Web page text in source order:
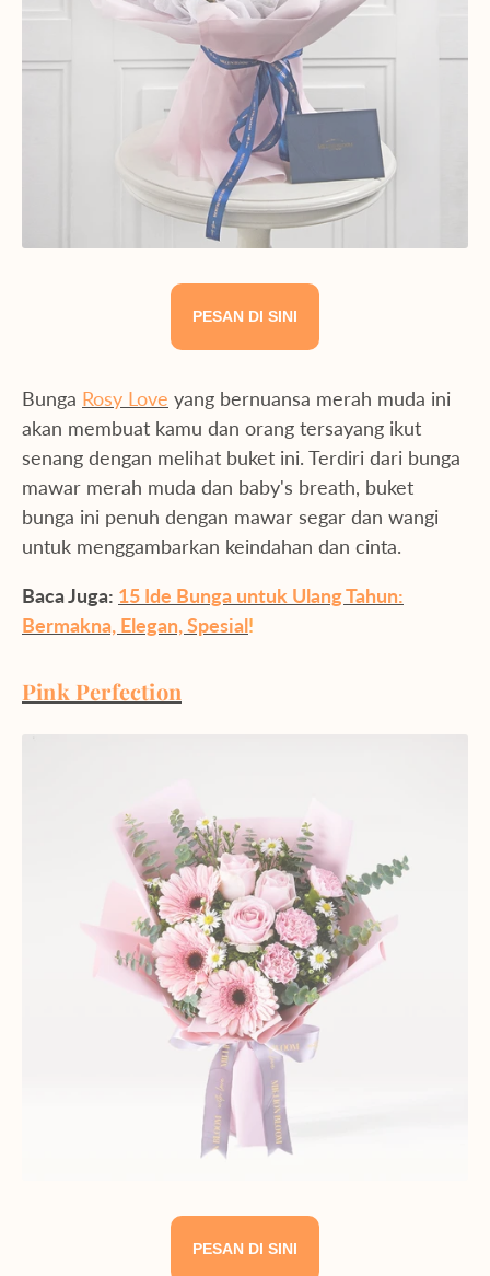
PESAN DI SINI
Bunga Rosy Love yang bernuansa merah muda ini
akan membuat kamu dan orang tersayang ikut
senang dengan melihat buket ini. Terdiri dari bunga
mawar merah muda dan baby's breath, buket
bunga ini penuh dengan mawar segar dan wangi
untuk menggambarkan keindahan dan cinta.
Baca Juga: 15 Ide Bunga untuk Ulang Tahun:
Bermakna, Elegan, Spesial!
Pink Perfection
PESAN DI SINI